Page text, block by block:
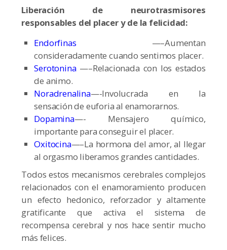
Liberación de neurotrasmisores
responsables del placer y de la felicidad:
Endorfinas —–Aumentan
consideradamente cuando sentimos placer.
Serotonina—–Relacionada con los estados
de animo.
Noradrenalina—-Involucrada en la
sensación de euforia al enamorarnos.
Dopamina—- Mensajero químico,
importante para conseguir el placer.
Oxitocina—–La hormona del amor, al llegar
al orgasmo liberamos grandes cantidades.
Todos estos mecanismos cerebrales complejos
relacionados con el enamoramiento producen
un efecto hedonico, reforzador y altamente
gratificante que activa el sistema de
recompensa cerebral y nos hace sentir mucho
más felices.